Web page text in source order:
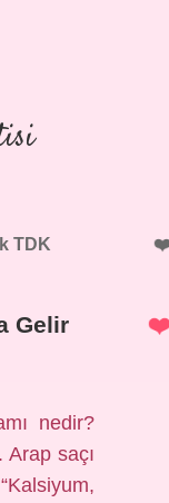
TDK
Gelir
nedir?
saçı